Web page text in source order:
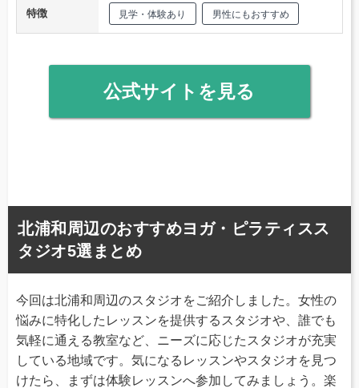
特徴 見学・体験あり 男性にもおすすめ
公式サイトを見る
北浦和周辺のおすすめヨガ・ピラティスス
タジオ5選まとめ
今回は北浦和周辺のスタジオをご紹介しました。女性の
悩みに特化したレッスンを提供するスタジオや、誰でも
気軽に通える教室など、ニーズに応じたスタジオが充実
している地域です。気になるレッスンやスタジオを見つ
けたら、まずは体験レッスンへ参加してみましょう。楽